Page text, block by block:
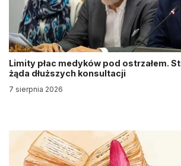
Limity płac medyków pod ostrzałem.
żąda dłuższych konsultacji
7 sierpnia 2026